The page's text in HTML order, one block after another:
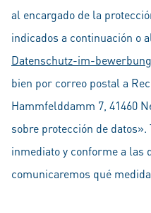
al encargado de la
indicados a continuación o
Datenschutz-im-
bien por correo postal a
Hammfelddamm 7, 41460
sobre protección de
inmediato y conforme a las
comunicaremos qué